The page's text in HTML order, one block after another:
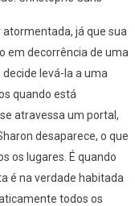
atormentada, já que sua
em decorrência de uma
levá-la a uma
quando está
atravessa um portal,
desaparece, o que
os lugares. É quando
é na verdade habitada
todos os